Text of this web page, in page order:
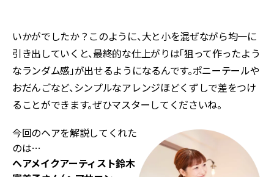
いかがでしたか？このように、大と小を混ぜながら均一に
引き出していくと、最終的な仕上がりは「狙って作ったよう
なランダム感」が出せるようになるんです。ポニーテールや
おだんごなど、シンプルなアレンジほどくずしで差をつけ
ることができます。ぜひマスターしてくださいね。
今回のヘアを解説してくれた
のは…
ヘアメイクアーティスト鈴木